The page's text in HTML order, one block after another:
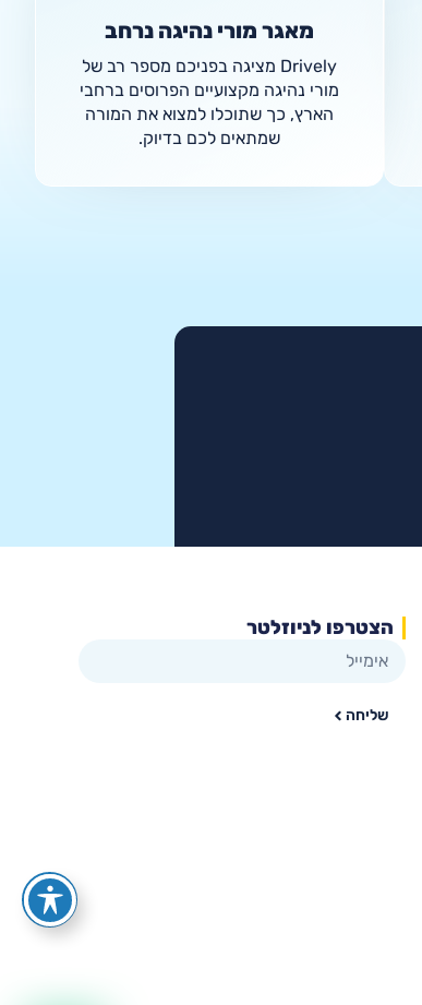
מאגר מורי נהיגה נרחב
Drively מציגה בפניכם מספר רב של
מורי נהיגה מקצועיים הפרוסים ברחבי
הארץ, כך שתוכלו למצוא את המורה
שמתאים לכם בדיוק.
הצטרפו לניוזלטר
שליחה